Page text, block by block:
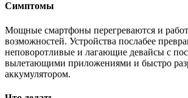
Симптомы
Мощные смартфоны перегреваются и
возможностей. Устройства послабее
неповоротливые и лагающие девайсы с
вылетающими приложениями и быстро
аккумулятором.